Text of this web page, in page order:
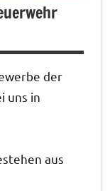
der
uns in
aus